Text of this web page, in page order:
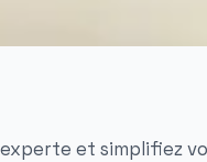
et simplifiez